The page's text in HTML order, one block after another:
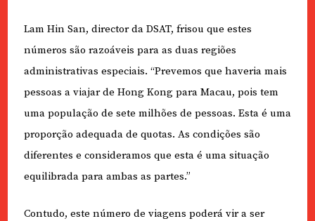
Lam Hin San, director da DSAT, frisou que estes
números são razoáveis para as duas regiões
administrativas especiais. “Prevemos que haveria mais
pessoas a viajar de Hong Kong para Macau, pois tem
uma população de sete milhões de pessoas. Esta é uma
proporção adequada de quotas. As condições são
diferentes e consideramos que esta é uma situação
equilibrada para ambas as partes.”
Contudo, este número de viagens poderá vir a ser